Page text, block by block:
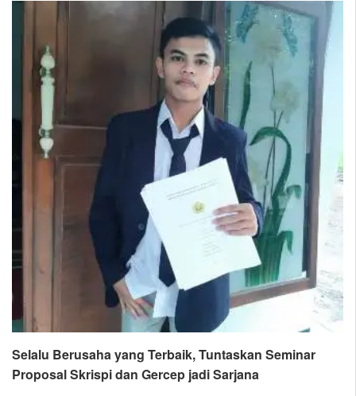
Selalu Berusaha yang Terbaik, Tuntaskan Seminar
Proposal Skrispi dan Gercep jadi Sarjana